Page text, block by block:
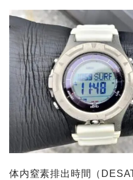
体内窒素排出時間（